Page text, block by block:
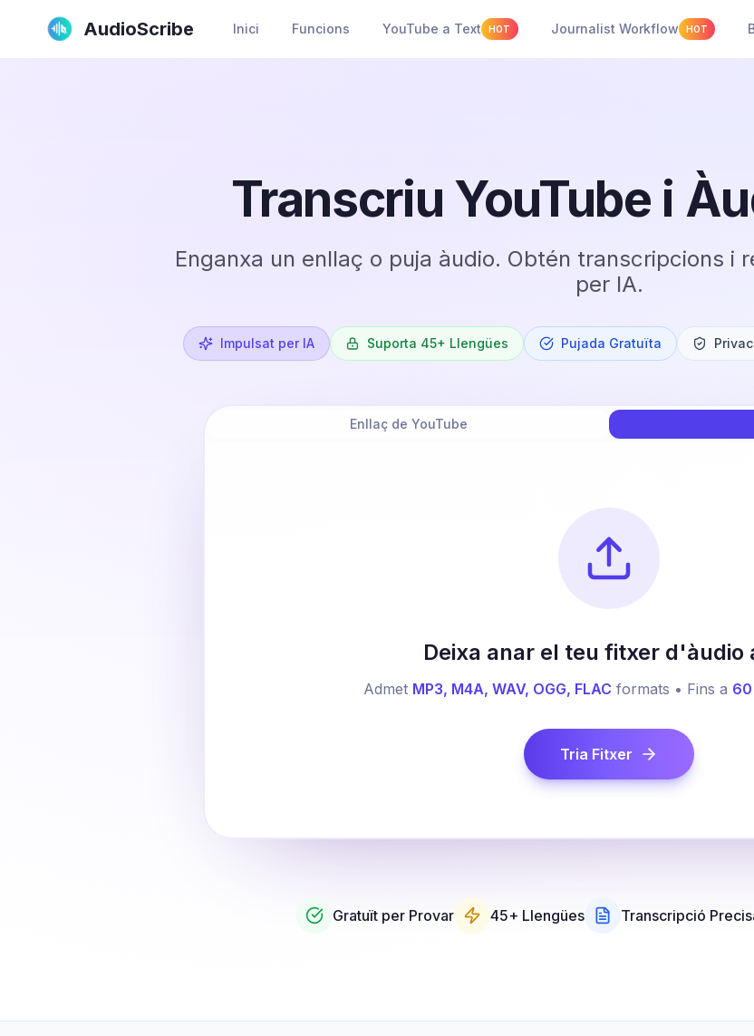
AudioScribe Inici Funcions YouTube a Text HOT Journalist Workflow HOT
Transcriu YouTube i
Enganxa un enllaç o puja àudio. Obtén transcripcions i
per IA.
Impulsat per IA Suporta 45+ Llengües Pujada Gratuïta
Enllaç de YouTube
Deixa anar el teu fitxer d'àudio
Admet MP3, M4A, WAV, OGG, FLAC formats • Fins a
Tria Fitxer
Gratuït per Provar 45+ Llengües Transcripció